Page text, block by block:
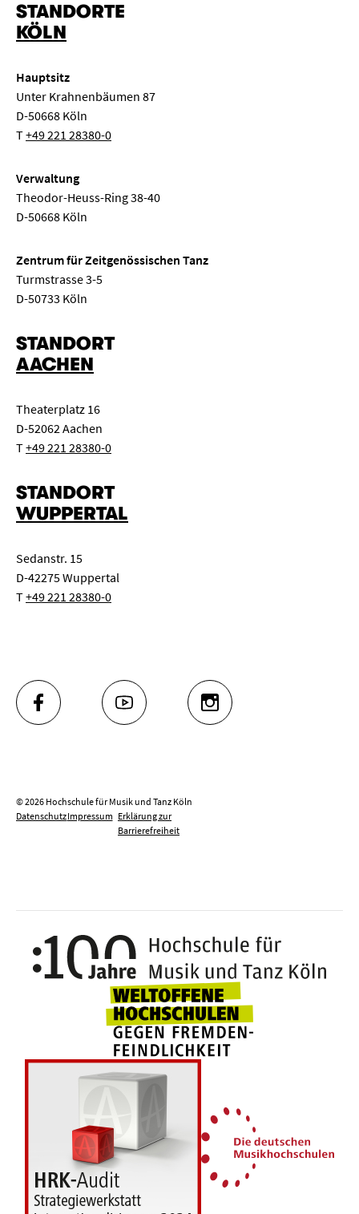
STANDORTE
KÖLN
Hauptsitz
Unter Krahnenbäumen 87
D-50668 Köln
T+49 221 28380-0
Verwaltung
Theodor-Heuss-Ring 38-40
D-50668 Köln
Zentrum für Zeitgenössischen Tanz
Turmstrasse 3-5
D-50733 Köln
STANDORT
AACHEN
Theaterplatz 16
D-52062 Aachen
T+49 221 28380-0
STANDORT
WUPPERTAL
Sedanstr. 15
D-42275 Wuppertal
T+49 221 28380-0
FACEBOOK YOUTUBE INSTAGRAM
© 2026 Hochschule für Musik und Tanz Köln
DatenschutzImpressum Erklärung zur
Barrierefreiheit